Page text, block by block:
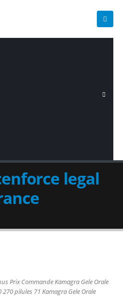
legal
Prix Commande Kamagra Gele Orale
pilules 71 Kamagra Gele Orale